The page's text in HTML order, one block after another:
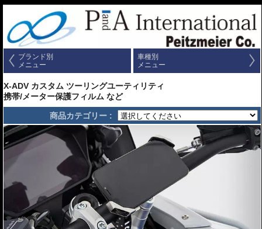
ブランド別
メニュー
車種別
メニュー
X-ADV カスタム ツーリングユーティリティ
携帯/メーター保護フィルム など
商品カテゴリー :